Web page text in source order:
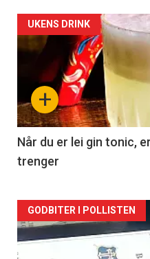
Forsiden
akkurat
nå
-
2
+
UKENS DRINK
Når du er lei gin tonic,
trenger
Forsiden
akkurat
GODBITER I POLLISTEN